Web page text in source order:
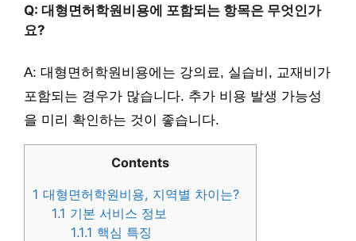
Q: 대형면허학원비용에 포함되는 항목은 무엇인가
요?
A: 대형면허학원비용에는 강의료, 실습비, 교재비가
포함되는 경우가 많습니다. 추가 비용 발생 가능성
을 미리 확인하는 것이 좋습니다.
Contents
1 대형면허학원비용, 지역별 차이는?
1.1 기본 서비스 정보
1.1.1 핵심 특징